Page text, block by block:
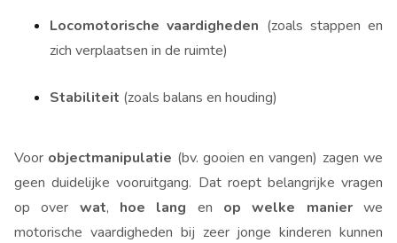
Locomotorische vaardigheden (zoals stappen en
zich verplaatsen in de ruimte)
Stabiliteit (zoals balans en houding)
Voor objectmanipulatie (bv. gooien en vangen) zagen we
geen duidelijke vooruitgang. Dat roept belangrijke vragen
op over wat, hoe lang en op welke manierwe
motorische vaardigheden bij zeer jonge kinderen kunnen